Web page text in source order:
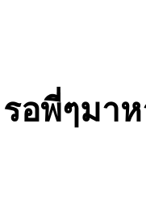
อพี่ๆมาห